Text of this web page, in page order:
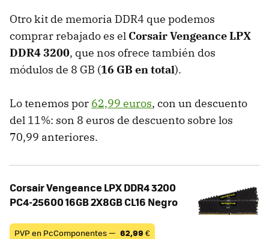
Otro kit de memoria DDR4 que podemos
comprar rebajado es el Corsair Vengeance LPX
DDR4 3200, que nos ofrece también dos
módulos de 8 GB (16 GB en total).
Lo tenemos por 62,99 euros, con un descuento
del 11%: son 8 euros de descuento sobre los
70,99 anteriores.
Corsair Vengeance LPX DDR4 3200
PC4-25600 16GB 2X8GB CL16 Negro
PVP en PcComponentes — 62,99 €